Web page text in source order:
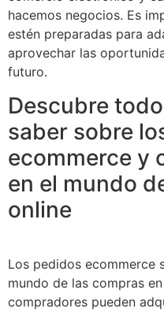
hacemos negocios. Es
estén preparadas para
aprovechar las
futuro.
Descubre
saber sobre
ecommerce y
en el mundo
online
Los pedidos ecommerce
mundo de las compras
compradores pueden